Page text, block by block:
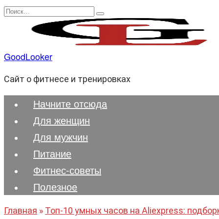
Перейти
содержанию
Search
GoodLooker
Сайт о фитнесе и тренировках
Начните отсюда
Для женщин
Для мужчин
Питание
Фитнес-советы
Полезноe
Главная » Топ-10 умных часов на Aliexpress: